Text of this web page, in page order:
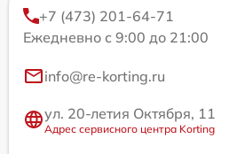
+7 (473) 201-64-71
Ежедневно с 9:00 до 21:00
info@re-korting.ru
ул. 20-летия Октября, 11
Адрес сервисного центра Korting